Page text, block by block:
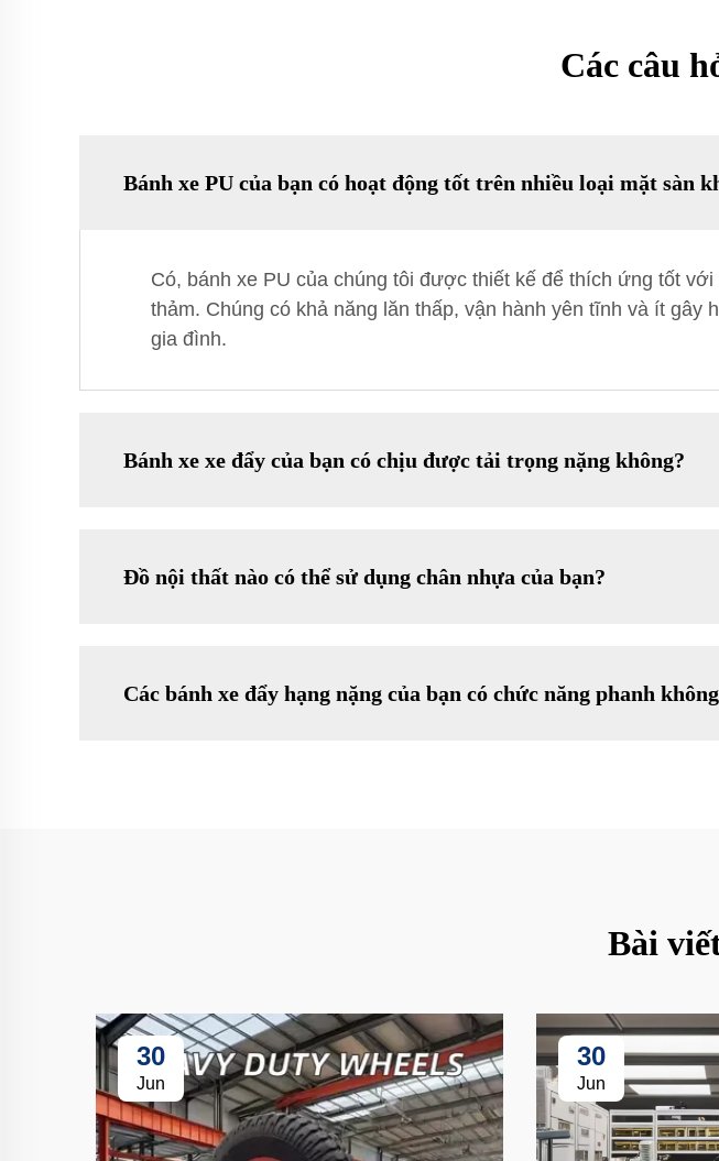
Các câu
Bánh xe PU của bạn có hoạt động tốt trên nhiều loại mặt sàn
Có, bánh xe PU của chúng tôi được thiết kế để thích ứng tốt
thảm. Chúng có khả năng lăn thấp, vận hành yên tĩnh và ít
gia đình.
Bánh xe xe đẩy của bạn có chịu được tải trọng nặng không?
Đồ nội thất nào có thể sử dụng chân nhựa của bạn?
Các bánh xe đẩy hạng nặng của bạn có chức năng phanh
Bài
30
Jun
30
Jun